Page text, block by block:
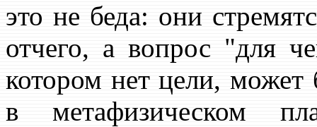
это не беда: они
отчего, а вопрос "для
котором нет цели, может
в метафизическом